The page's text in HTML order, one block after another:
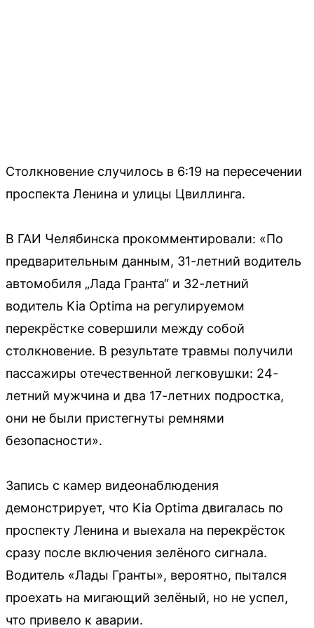
Столкновение случилось в 6:19 на пересечении
проспекта Ленина и улицы Цвиллинга.
В ГАИ Челябинска прокомментировали: «По
предварительным данным, 31-летний водитель
автомобиля „Лада Гранта“ и 32-летний
водитель Kia Optima на регулируемом
перекрёстке совершили между собой
столкновение. В результате травмы получили
пассажиры отечественной легковушки: 24-
летний мужчина и два 17-летних подростка,
они не были пристегнуты ремнями
безопасности».
Запись с камер видеонаблюдения
демонстрирует, что Kia Optima двигалась по
проспекту Ленина и выехала на перекрёсток
сразу после включения зелёного сигнала.
Водитель «Лады Гранты», вероятно, пытался
проехать на мигающий зелёный, но не успел,
что привело к аварии.